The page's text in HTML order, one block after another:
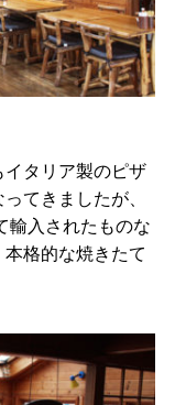
イタリア製のピザ
てきましたが、
輸入されたものな
格的な焼きたて